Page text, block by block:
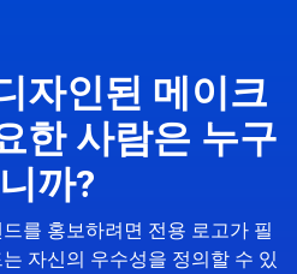
자인된 메이크
한 사람은 누구
까?
를 홍보하려면 전용 로고가 필
자신의 우수성을 정의할 수 있